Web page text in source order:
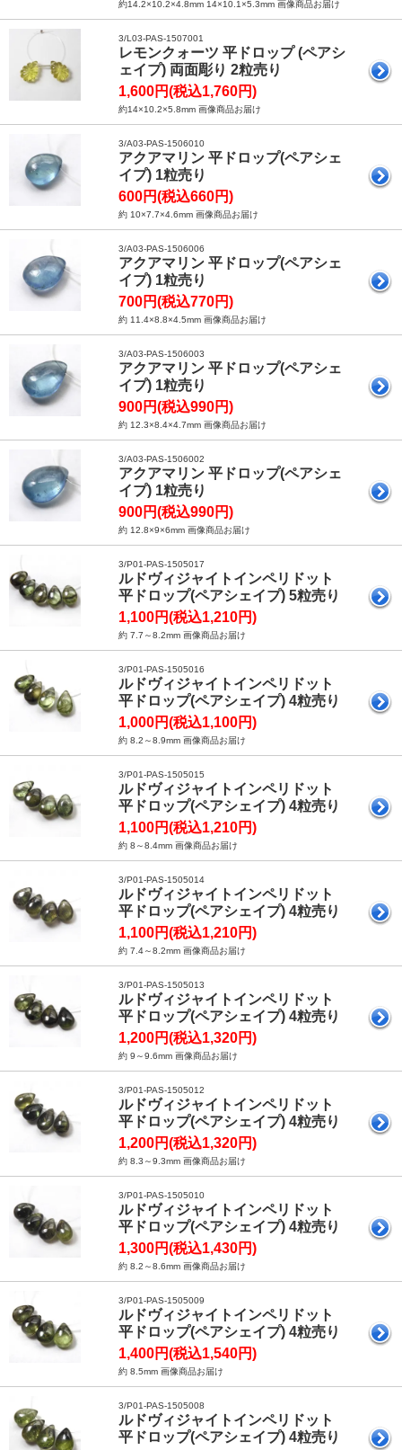
約14.2×10.2×4.8mm 14×10.1×5.3mm 画像商品お届け
3/L03-PAS-1507001
レモンクォーツ 平ドロップ (ペアシ
ェイプ) 両面彫り 2粒売り
1,600円(税込1,760円)
約14×10.2×5.8mm 画像商品お届け
3/A03-PAS-1506010
アクアマリン 平ドロップ(ペアシェ
イプ) 1粒売り
600円(税込660円)
約 10×7.7×4.6mm 画像商品お届け
3/A03-PAS-1506006
アクアマリン 平ドロップ(ペアシェ
イプ) 1粒売り
700円(税込770円)
約 11.4×8.8×4.5mm 画像商品お届け
3/A03-PAS-1506003
アクアマリン 平ドロップ(ペアシェ
イプ) 1粒売り
900円(税込990円)
約 12.3×8.4×4.7mm 画像商品お届け
3/A03-PAS-1506002
アクアマリン 平ドロップ(ペアシェ
イプ) 1粒売り
900円(税込990円)
約 12.8×9×6mm 画像商品お届け
3/P01-PAS-1505017
ルドヴィジャイトインペリドット
平ドロップ(ペアシェイプ) 5粒売り
1,100円(税込1,210円)
約 7.7～8.2mm 画像商品お届け
3/P01-PAS-1505016
ルドヴィジャイトインペリドット
平ドロップ(ペアシェイプ) 4粒売り
1,000円(税込1,100円)
約 8.2～8.9mm 画像商品お届け
3/P01-PAS-1505015
ルドヴィジャイトインペリドット
平ドロップ(ペアシェイプ) 4粒売り
1,100円(税込1,210円)
約 8～8.4mm 画像商品お届け
3/P01-PAS-1505014
ルドヴィジャイトインペリドット
平ドロップ(ペアシェイプ) 4粒売り
1,100円(税込1,210円)
約 7.4～8.2mm 画像商品お届け
3/P01-PAS-1505013
ルドヴィジャイトインペリドット
平ドロップ(ペアシェイプ) 4粒売り
1,200円(税込1,320円)
約 9～9.6mm 画像商品お届け
3/P01-PAS-1505012
ルドヴィジャイトインペリドット
平ドロップ(ペアシェイプ) 4粒売り
1,200円(税込1,320円)
約 8.3～9.3mm 画像商品お届け
3/P01-PAS-1505010
ルドヴィジャイトインペリドット
平ドロップ(ペアシェイプ) 4粒売り
1,300円(税込1,430円)
約 8.2～8.6mm 画像商品お届け
3/P01-PAS-1505009
ルドヴィジャイトインペリドット
平ドロップ(ペアシェイプ) 4粒売り
1,400円(税込1,540円)
約 8.5mm 画像商品お届け
3/P01-PAS-1505008
ルドヴィジャイトインペリドット
平ドロップ(ペアシェイプ) 4粒売り